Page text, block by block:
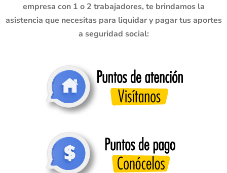
empresa con 1 o 2 trabajadores, te brindamos la
asistencia que necesitas para liquidar y pagar tus aportes
a seguridad social: